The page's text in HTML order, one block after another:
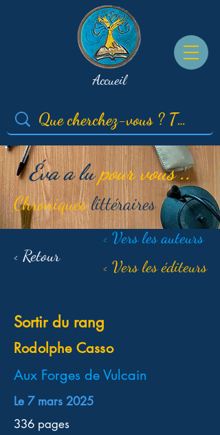
Accueil
Éva a lupour vous ..
Chroniqueslittéraires
< Retour
< Vers les auteurs
< Vers les éditeurs
Sortir du rang
Rodolphe Casso
Aux Forges de Vulcain
Le 7 mars 2025
336 pages